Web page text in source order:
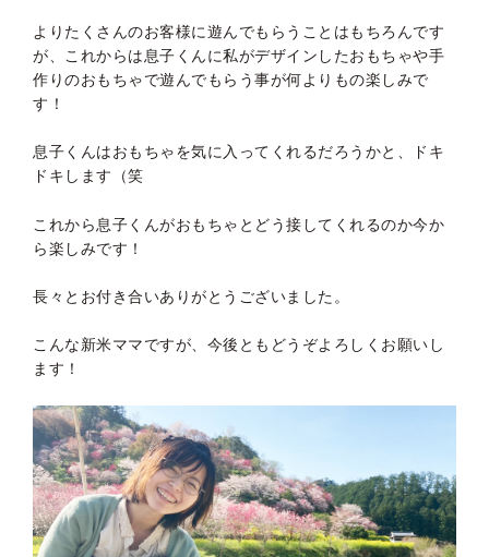
よりたくさんのお客様に遊んでもらうことはもちろんです
が、これからは息子くんに私がデザインしたおもちゃや手
作りのおもちゃで遊んでもらう事が何よりもの楽しみで
す！
息子くんはおもちゃを気に入ってくれるだろうかと、ドキ
ドキします（笑
これから息子くんがおもちゃとどう接してくれるのか今か
ら楽しみです！
長々とお付き合いありがとうございました。
こんな新米ママですが、今後ともどうぞよろしくお願いし
ます！